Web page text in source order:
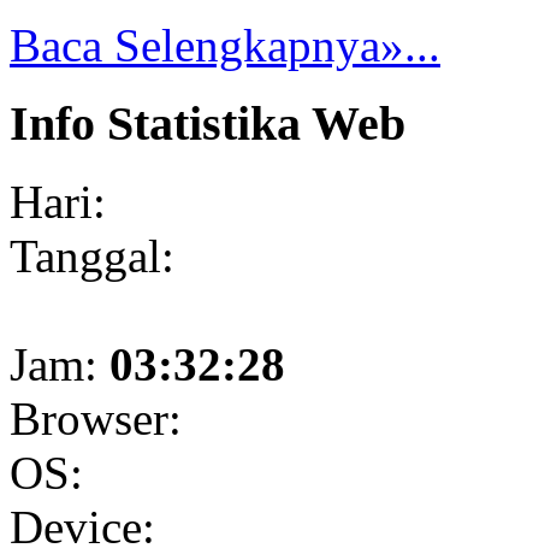
Baca Selengkapnya»...
Info Statistika Web
Hari:
Tanggal:
Jam: 03:32:28
Browser:
OS:
Device: